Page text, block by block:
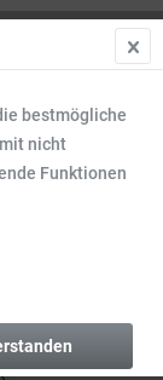
bestmögliche
nicht
Funktionen